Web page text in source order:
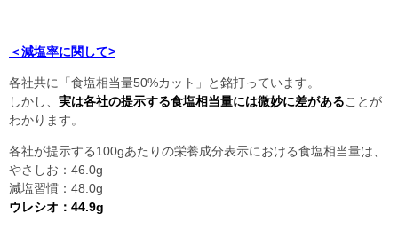
＜減塩率に関して>
各社共に「食塩相当量50%カット」と銘打っています。
しかし、 実は各社の提示する食塩相当量には微妙に差があることが
わかります。
各社が提示する100gあたりの栄養成分表示における食塩相当量は、
やさしお：46.0g
減塩習慣：48.0g
ウレシオ：44.9g